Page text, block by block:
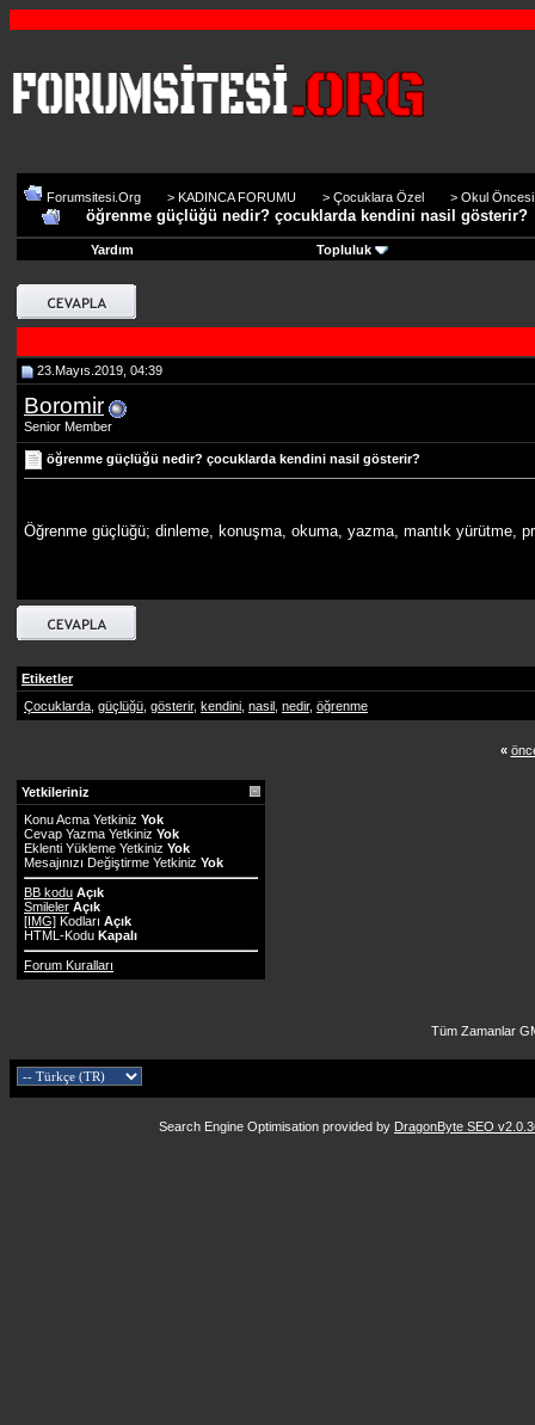
Forumsitesi.Org > KADINCA FORUMU > Çocuklara Özel > Okul
öğrenme güçlüğü nedir? çocuklarda kendini nasil gösterir?
Yardım Topluluk
23.Mayıs.2019, 04:39
Boromir
Senior Member
öğrenme güçlüğü nedir? çocuklarda kendini nasil gösterir?
Öğrenme güçlüğü; dinleme, konuşma, okuma, yazma, mantık yürütme,
Etiketler
Çocuklarda güçlüğü gösterir, kendini nasil nedir, öğrenme
«
Yetkileriniz
Konu Acma Yetkiniz Yok
Cevap Yazma Yetkiniz Yok
Eklenti Yükleme Yetkiniz Yok
Mesajınızı Değiştirme Yetkiniz Yok
BB kodu Açık
Smileler Açık
[IMG] Kodları Açık
HTML-Kodu Kapalı
Forum Kuralları
Tüm Zamanlar
Search Engine Optimisation provided by DragonByte SEO